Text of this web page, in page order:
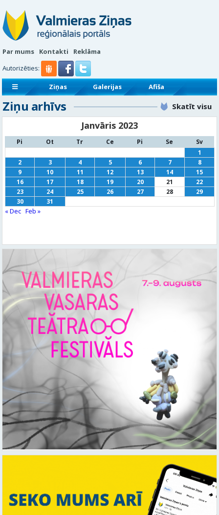
Par mums Kontakti
Reklāma
Autorizēties:
Ziņas Galerijas
Afiša
Sludinājumi
Reklāmraksti
Ziņu arhīvs Skatīt visu
Janvāris 2023
Pi Ot Tr Ce Pi Se
Sv
1
2
3 4 5 6 7
8
9
10 11 12 13 14
15
16
17 18 19 20 21
22
23
24 25 26 27 28
29
30
31
« Dec Feb »